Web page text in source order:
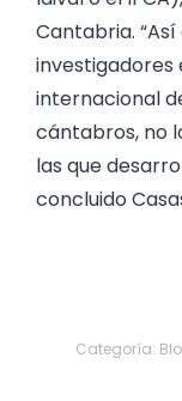
Cantabria.
investigadores
internacional
cántabros, no
las que
concluido
Categoría: